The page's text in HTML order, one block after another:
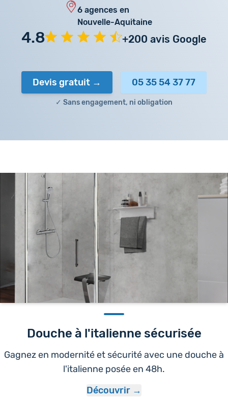
6 agences en
Nouvelle-Aquitaine
4.8 +200 avis Google
Devis gratuit 05 35 54 37 77
✓ Sans engagement, ni obligation
Douche à l'italienne sécurisée
Gagnez en modernité et sécurité avec une douche à
l'italienne posée en 48h.
Découvrir